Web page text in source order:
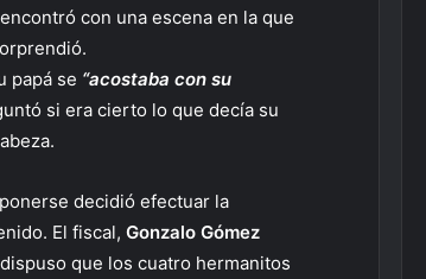
con una escena en la que
papá se “acostaba con su
si era cierto lo que decía su
decidió efectuar la
El fiscal, Gonzalo Gómez
que los cuatro hermanitos